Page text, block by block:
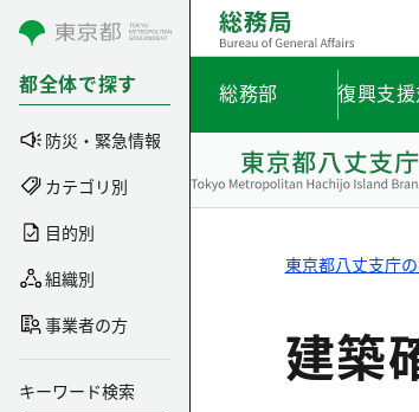
コンテンツにスキップ
都全体で探す
防災・緊急情報
カテゴリ別
目的別
組織別
事業者の方
キーワード検索
総務部 復興支
東京都八丈支庁
建築